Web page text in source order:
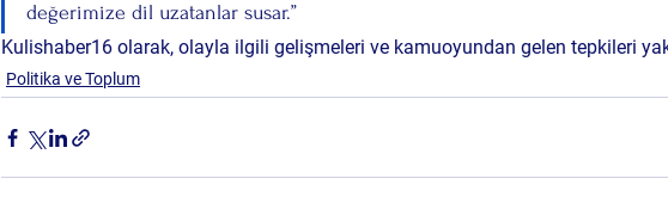
değerimize dil uzatanlar susar.”
Kulishaber16 olarak, olayla ilgili gelişmeleri ve kamuoyundan gelen tepkileri
Politika ve Toplum